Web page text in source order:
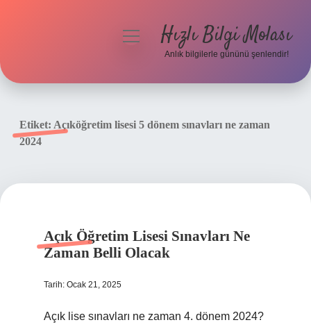
Yasal Uyarı
menüyüHızlı Bilgi Molası
Anlık bilgilerle gününü şenlendir!
Etiket: Açıköğretim lisesi 5 dönem sınavları ne zaman
2024
Açık Öğretim Lisesi Sınavları Ne
Zaman Belli Olacak
Tarih: Ocak 21, 2025
Açık lise sınavları ne zaman 4. dönem 2024?